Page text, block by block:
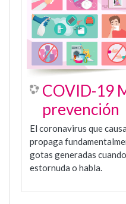
COVID-19
prevención
El coronavirus que
propaga
gotas generadas
estornuda o habla.